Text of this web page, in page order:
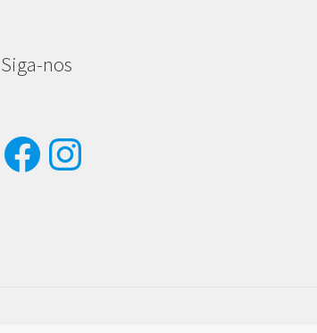
Siga-nos
Facebook
Instagram